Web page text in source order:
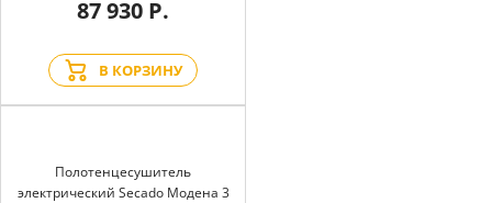
87 930 Р.
В КОРЗИНУ
Полотенцесушитель
электрический Secado Модена 3